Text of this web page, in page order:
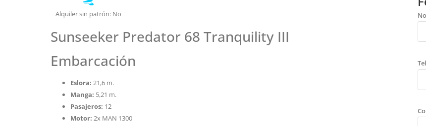
Alquiler sin patrón: No
Sunseeker Predator 68 Tranquility III
Embarcación
Eslora: 21,6 m.
Manga: 5,21 m.
Pasajeros: 12
Motor: 2x MAN 1300